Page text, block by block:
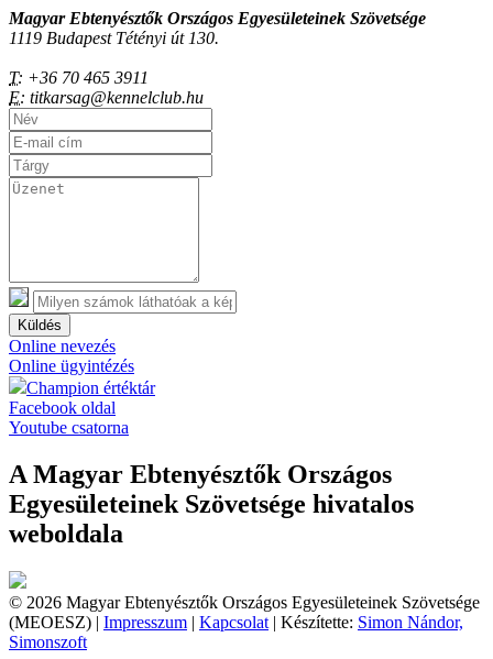
Magyar Ebtenyésztők Országos Egyesületeinek Szövetsége
1119 Budapest Tétényi út 130.
T: +36 70 465 3911
E: titkarsag@kennelclub.hu
Küldés
Online nevezés
Online ügyintézés
Champion értéktár
Facebook oldal
Youtube csatorna
A Magyar Ebtenyésztők Országos
Egyesületeinek Szövetsége hivatalos
weboldala
© 2026 Magyar Ebtenyésztők Országos Egyesületeinek Szövetsége
(MEOESZ) | Impresszum | Kapcsolat | Készítette: Simon Nándor,
Simonszoft